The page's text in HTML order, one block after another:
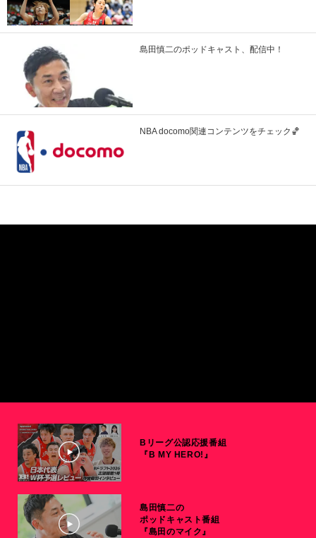
島田慎二のポッドキャスト、配信中！
NBA docomo関連コンテンツをチェック🏀
Bリーグ公認応援番組
『B MY HERO!』
島田慎二の
ポッドキャスト番組
『島田のマイク』